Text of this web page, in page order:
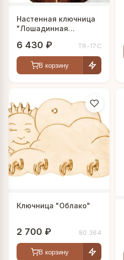
Настенная ключница
"Лошадинная
6 430 ₽ TR-17C
В корзину
Ключница "Облако"
2 700 ₽ 80.364
В корзину